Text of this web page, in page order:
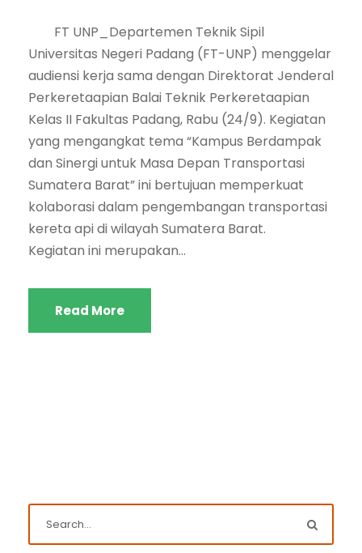
FT UNP_Departemen Teknik Sipil
Universitas Negeri Padang (FT-UNP) menggelar
audiensi kerja sama dengan Direktorat Jenderal
Perkeretaapian Balai Teknik Perkeretaapian
Kelas II Fakultas Padang, Rabu (24/9). Kegiatan
yang mengangkat tema “Kampus Berdampak
dan Sinergi untuk Masa Depan Transportasi
Sumatera Barat” ini bertujuan memperkuat
kolaborasi dalam pengembangan transportasi
kereta api di wilayah Sumatera Barat.
Kegiatan ini merupakan...
Read More